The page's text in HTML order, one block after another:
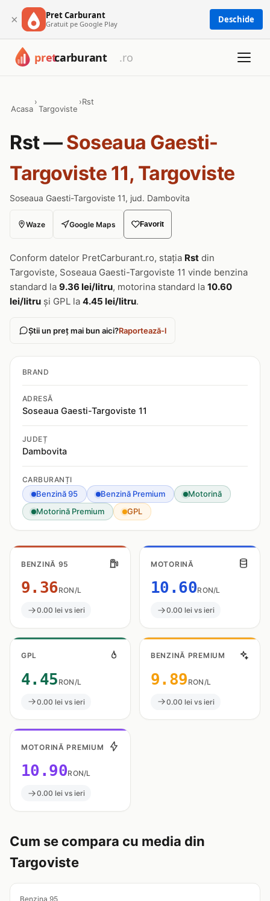
× Pret Carburant
Gratuit pe Google Play Deschide
Acasa
›
Targoviste
›Rst
Rst —Soseaua Gaesti-
Targoviste 11, Targoviste
Soseaua Gaesti-Targoviste 11, jud. Dambovita
Waze Google Maps Favorit
Conform datelor PretCarburant.ro, stația Rst din
Targoviste, Soseaua Gaesti-Targoviste 11 vinde benzina
standard la 9.36 lei/litru, motorina standard la 10.60
lei/litru și GPL la 4.45 lei/litru.
Știi un preț mai bun aici?Raportează-l
BRAND
ADRESĂ
Soseaua Gaesti-Targoviste 11
JUDEȚ
Dambovita
CARBURANȚI
Benzină 95 Benzină Premium
Motorină
Motorină Premium
GPL
BENZINĂ 95
9.36RON/L
0.00 lei vs ieri
MOTORINĂ
10.60RON/L
0.00 lei vs ieri
GPL
4.45 RON/L
0.00 lei vs ieri
BENZINĂ PREMIUM
9.89 RON/L
0.00 lei vs ieri
MOTORINĂ PREMIUM
10.90RON/L
0.00 lei vs ieri
Cum se compara cu media din
Targoviste
Benzina 95